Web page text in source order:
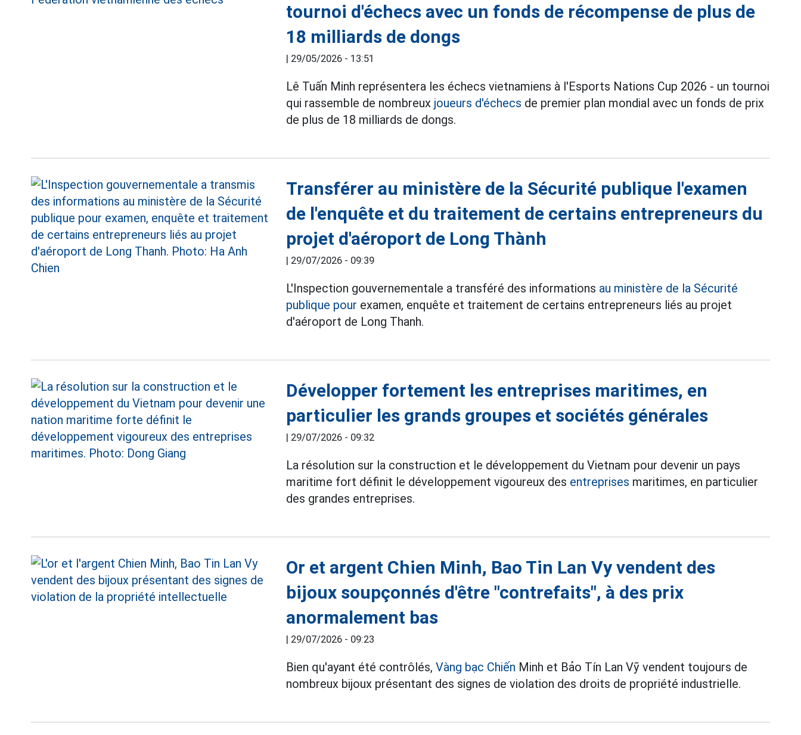
tournoi d'échecs avec un fonds de récompense de plus de
18 milliards de dongs
| 29/05/2026 - 13:51
Lê Tuấn Minh représentera les échecs vietnamiens à l'Esports Nations Cup 2026 - un tournoi
qui rassemble de nombreux joueurs d'échecs de premier plan mondial avec un fonds de prix
de plus de 18 milliards de dongs.
Transférer au ministère de la Sécurité publique l'examen
de l'enquête et du traitement de certains entrepreneurs du
projet d'aéroport de Long Thành
| 29/07/2026 - 09:39
L'Inspection gouvernementale a transféré des informations au ministère de la Sécurité
publique pour examen, enquête et traitement de certains entrepreneurs liés au projet
d'aéroport de Long Thanh.
Développer fortement les entreprises maritimes, en
particulier les grands groupes et sociétés générales
| 29/07/2026 - 09:32
La résolution sur la construction et le développement du Vietnam pour devenir un pays
maritime fort définit le développement vigoureux des entreprises maritimes, en particulier
des grandes entreprises.
Or et argent Chien Minh, Bao Tin Lan Vy vendent des
bijoux soupçonnés d'être "contrefaits", à des prix
anormalement bas
| 29/07/2026 - 09:23
Bien qu'ayant été contrôlés,Vàng bạc Chiến Minh et Bảo Tín Lan Vỹ vendent toujours de
nombreux bijoux présentant des signes de violation des droits de propriété industrielle.